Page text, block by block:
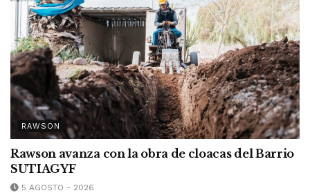
RAWSON
Rawson avanza con la obra de cloacas del Barrio
SUTIAGYF
5 AGOSTO - 2026